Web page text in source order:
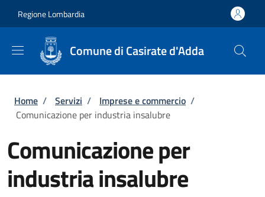
Regione Lombardia
Comune di Casirate d'Adda
Briciole di pane
Home / Servizi / Imprese e commercio /
Comunicazione per industria insalubre
Comunicazione per
industria insalubre